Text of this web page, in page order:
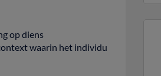
opdiens
waarin het individu